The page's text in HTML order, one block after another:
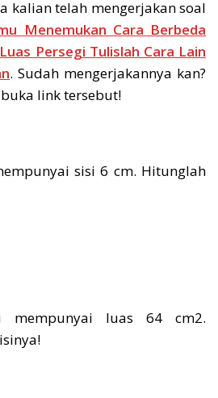
kalian telah mengerjakan soal
Menemukan Cara Berbeda
Persegi Tulislah Cara Lain
. Sudah mengerjakannya kan?
link tersebut!
sisi 6 cm. Hitunglah
mempunyai luas 64 cm2.